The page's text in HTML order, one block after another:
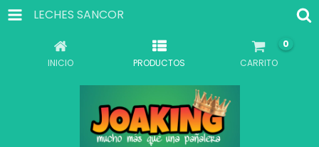
LECHES SANCOR
INICIO PRODUCTOS CARRITO
0